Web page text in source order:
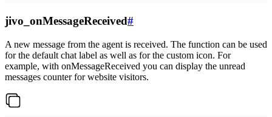
jivo_onMessageReceived#
A new message from the agent is received. The function can be used
for the default chat label as well as for the custom icon. For
example, with onMessageReceived you can display the unread
messages counter for website visitors.